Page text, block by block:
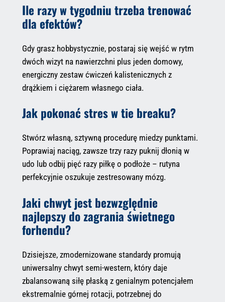
Ile razy w tygodniu trzeba trenować
dla efektów?
Gdy grasz hobbystycznie, postaraj się wejść w rytm
dwóch wizyt na nawierzchni plus jeden domowy,
energiczny zestaw ćwiczeń kalistenicznych z
drążkiem i ciężarem własnego ciała.
Jak pokonać stres w tie breaku?
Stwórz własną, sztywną procedurę miedzy punktami.
Poprawiaj naciąg, zawsze trzy razy puknij dłonią w
udo lub odbij pięć razy piłkę o podłoże – rutyna
perfekcyjnie oszukuje zestresowany mózg.
Jaki chwyt jest bezwzględnie
najlepszy do zagrania świetnego
forhendu?
Dzisiejsze, zmodernizowane standardy promują
uniwersalny chwyt semi-western, który daje
zbalansowaną siłę płaską z genialnym potencjałem
ekstremalnie górnej rotacji, potrzebnej do